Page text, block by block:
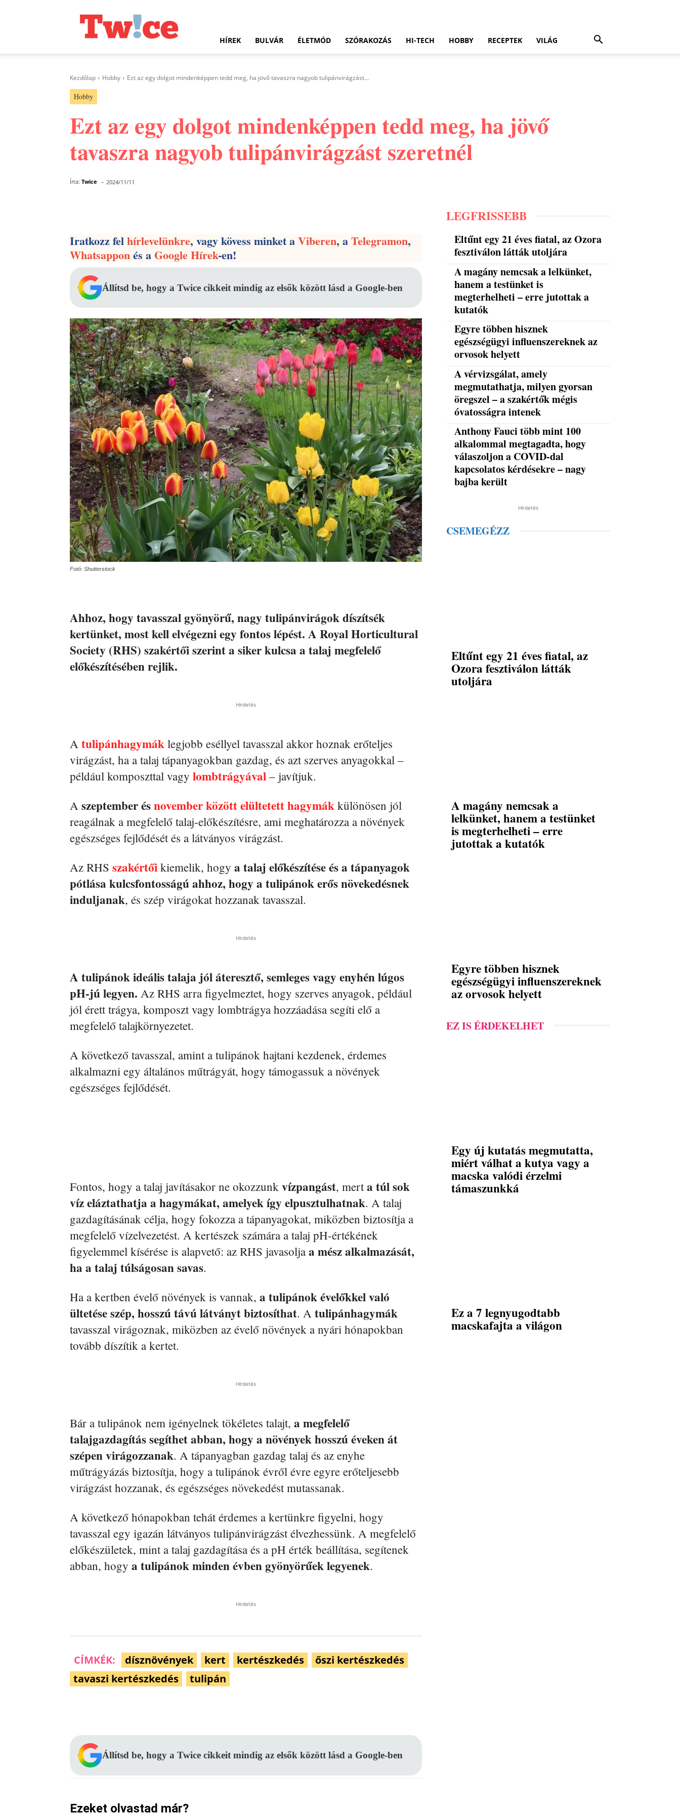
HÍREK BULVÁR ÉLETMÓD SZÓRAKOZÁS HI-TECH HOBBY RECEPTEK VILÁG
Kezdőlap Hobby Ezt az egy dolgot mindenképpen tedd meg, ha jövő tavaszra nagyob tulipánvirágzást...
Hobby
Ezt az egy dolgot mindenképpen tedd meg, ha jövő
tavaszra nagyob tulipánvirágzást szeretnél
Írta: Twice - 2024/11/11
Iratkozz felhírlevelünkre, vagy kövess minket aViberen, aTelegramon,
Whatsapponés aGoogle Hírek-en!
Állítsd be, hogy a Twice cikkeit mindig az elsők között lásd a Google-ben
Fotó: Shutterstock
Ahhoz, hogy tavasszal gyönyörű, nagy tulipánvirágok díszítsék
kertünket, most kell elvégezni egy fontos lépést. A Royal Horticultural
Society (RHS) szakértői szerint a siker kulcsa a talaj megfelelő
előkészítésében rejlik.
Hirdetés
A tulipánhagymák legjobb eséllyel tavasszal akkor hoznak erőteljes
virágzást, ha a talaj tápanyagokban gazdag, és azt szerves anyagokkal –
például komposzttal vagy lombtrágyával – javítjuk.
A szeptember ésnovember között elültetett hagymák különösen jól
reagálnak a megfelelő talaj-előkészítésre, ami meghatározza a növények
egészséges fejlődését és a látványos virágzást.
Az RHS szakértői kiemelik, hogy a talaj előkészítése és a tápanyagok
pótlása kulcsfontosságú ahhoz, hogy a tulipánok erős növekedésnek
induljanak, és szép virágokat hozzanak tavasszal.
Hirdetés
A tulipánok ideális talaja jól áteresztő, semleges vagy enyhén lúgos
pH-jú legyen. Az RHS arra figyelmeztet, hogy szerves anyagok, például
jól érett trágya, komposzt vagy lombtrágya hozzáadása segíti elő a
megfelelő talajkörnyezetet.
A következő tavasszal, amint a tulipánok hajtani kezdenek, érdemes
alkalmazni egy általános műtrágyát, hogy támogassuk a növények
egészséges fejlődését.
Fontos, hogy a talaj javításakor ne okozzunk vízpangást, merta túl sok
víz eláztathatja a hagymákat, amelyek így elpusztulhatnak. A talaj
gazdagításának célja, hogy fokozza a tápanyagokat, miközben biztosítja a
megfelelő vízelvezetést. A kertészek számára a talaj pH-értékének
figyelemmel kísérése is alapvető: az RHS javasolja a mész alkalmazását,
ha a talaj túlságosan savas.
Ha a kertben évelő növények is vannak, a tulipánok évelőkkel való
ültetése szép, hosszú távú látványt biztosíthat. A tulipánhagymák
tavasszal virágoznak, miközben az évelő növények a nyári hónapokban
tovább díszítik a kertet.
Hirdetés
Bár a tulipánok nem igényelnek tökéletes talajt, a megfelelő
talajgazdagítás segíthet abban, hogy a növények hosszú éveken át
szépen virágozzanak. A tápanyagban gazdag talaj és az enyhe
műtrágyázás biztosítja, hogy a tulipánok évről évre egyre erőteljesebb
virágzást hozzanak, és egészséges növekedést mutassanak.
A következő hónapokban tehát érdemes a kertünkre figyelni, hogy
tavasszal egy igazán látványos tulipánvirágzást élvezhessünk. A megfelelő
előkészületek, mint a talaj gazdagítása és a pH érték beállítása, segítenek
abban, hogy a tulipánok minden évben gyönyörűek legyenek.
Hirdetés
CÍMKÉK: dísznövények kert kertészkedés
őszi kertészkedés
tavaszi kertészkedés
tulipán
Állítsd be, hogy a Twice cikkeit mindig az elsők között lásd a Google-ben
Ezeket olvastad már?
LEGFRISSEBB
Eltűnt egy 21 éves fiatal, az Ozora
fesztiválon látták utoljára
A magány nemcsak a lelkünket,
hanem a testünket is
megterhelheti – erre jutottak a
kutatók
Egyre többen hisznek
egészségügyi influenszereknek az
orvosok helyett
A vérvizsgálat, amely
megmutathatja, milyen gyorsan
öregszel – a szakértők mégis
óvatosságra intenek
Anthony Fauci több mint 100
alkalommal megtagadta, hogy
válaszoljon a COVID-dal
kapcsolatos kérdésekre – nagy
bajba került
Hirdetés
CSEMEGÉZZ
Eltűnt egy 21 éves fiatal, az
Ozora fesztiválon látták
utoljára
A magány nemcsak a
lelkünket, hanem a testünket
is megterhelheti – erre
jutottak a kutatók
Egyre többen hisznek
egészségügyi influenszereknek
az orvosok helyett
EZ IS ÉRDEKELHET
Egy új kutatás megmutatta,
miért válhat a kutya vagy a
macska valódi érzelmi
támaszunkká
Ez a 7 legnyugodtabb
macskafajta a világon